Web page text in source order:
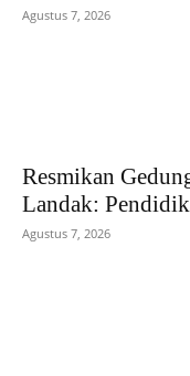
Agustus 7, 2026
Resmikan
Landak:
Agustus 7, 2026